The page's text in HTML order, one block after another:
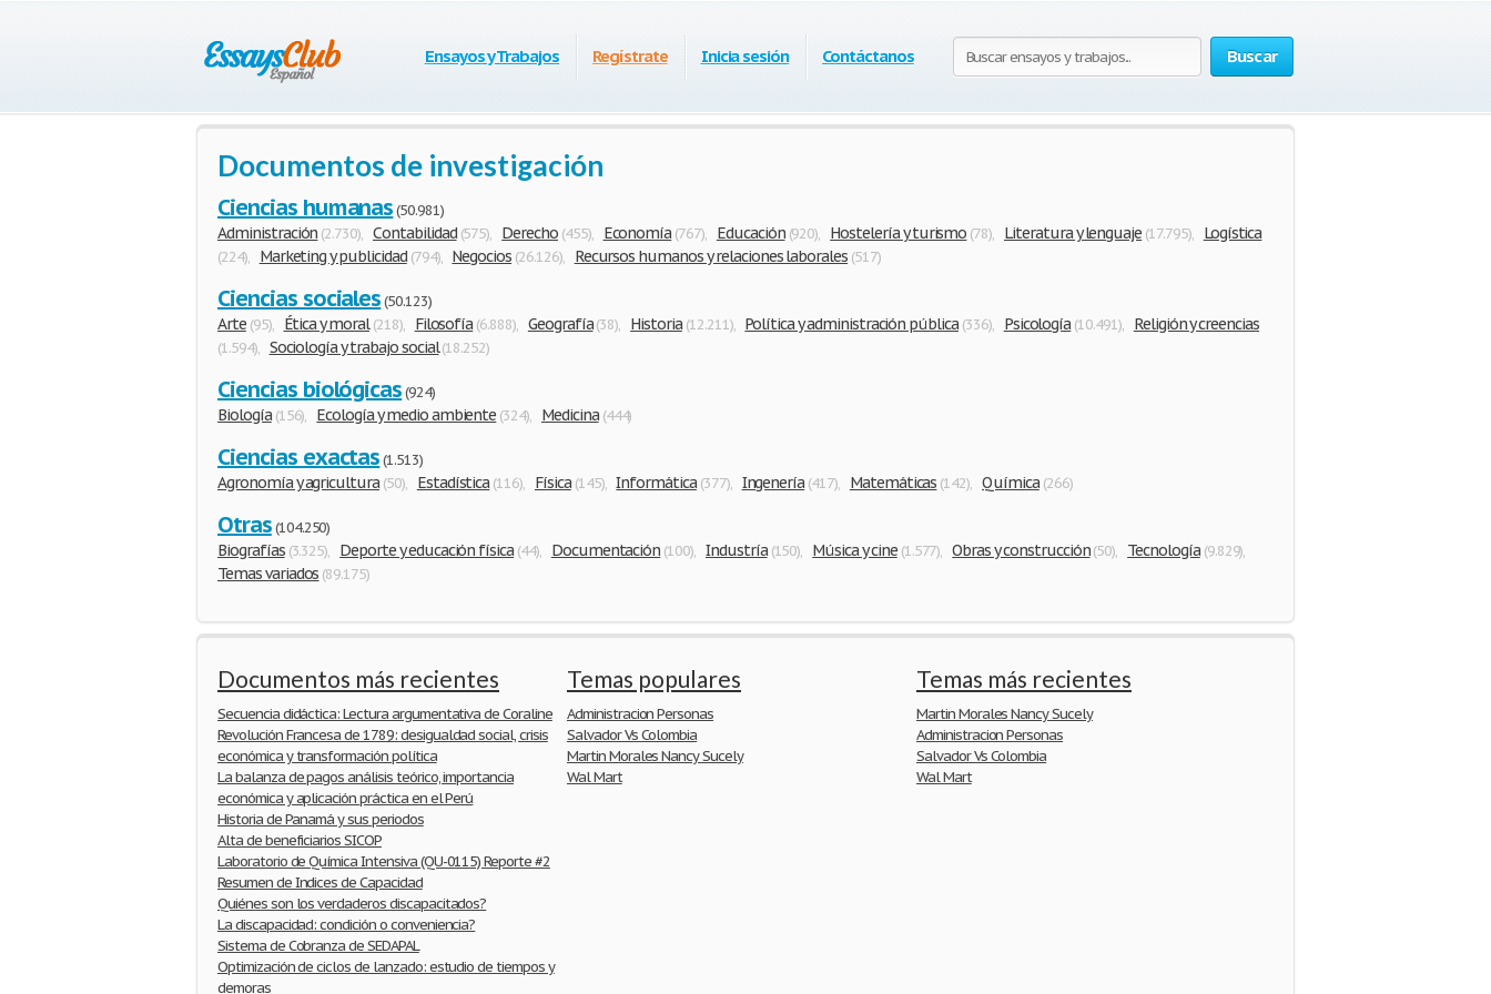
Buscar
Ensayos y Trabajos Regístrate Inicia sesión Contáctanos
Documentos de investigación
Ciencias humanas(50.981)
Administración (2.730), Contabilidad (575), Derecho (455), Economía (767), Educación (920), Hostelería y turismo (78), Literatura y lenguaje (17.795), Logística
(224), Marketing y publicidad (794), Negocios (26.126), Recursos humanos y relaciones laborales (517)
Ciencias sociales(50.123)
Arte (95), Ética y moral (218), Filosofía (6.888), Geografía (38), Historia (12.211), Política y administración pública (336), Psicología (10.491), Religión y creencias
(1.594), Sociología y trabajo social (18.252)
Ciencias biológicas(924)
Biología (156), Ecología y medio ambiente (324), Medicina (444)
Ciencias exactas(1.513)
Agronomía y agricultura (50), Estadística (116), Física (145), Informática (377), Ingenería (417), Matemáticas (142), Química (266)
Otras(104.250)
Biografías (3.325), Deporte y educación física (44), Documentación (100), Industría (150), Música y cine (1.577), Obras y construcción (50), Tecnología (9.829),
Temas variados (89.175)
Documentos más recientes
Secuencia didáctica: Lectura argumentativa de Coraline
Revolución Francesa de 1789: desigualdad social, crisis
económica y transformación política
La balanza de pagos análisis teórico, importancia
económica y aplicación práctica en el Perú
Historia de Panamá y sus periodos
Alta de beneficiarios SICOP
Laboratorio de Química Intensiva (QU-0115) Reporte #2
Resumen de Indices de Capacidad
Quiénes son los verdaderos discapacitados?
La discapacidad: condición o conveniencia?
Sistema de Cobranza de SEDAPAL
Optimización de ciclos de lanzado: estudio de tiempos y
demoras
Temas populares
Administracion Personas
Salvador Vs Colombia
Martin Morales Nancy Sucely
Wal Mart
Temas más recientes
Martin Morales Nancy Sucely
Administracion Personas
Salvador Vs Colombia
Wal Mart